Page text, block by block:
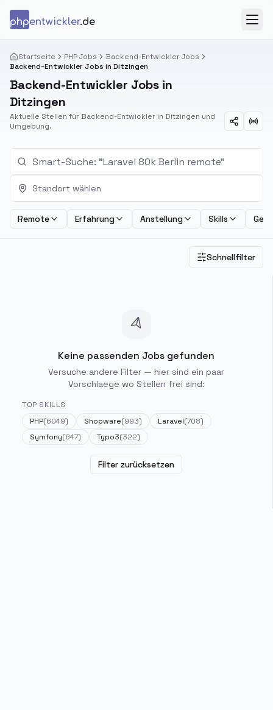
phpentwickler.de
Startseite PHP Jobs
Backend-Entwickler Jobs
Backend-Entwickler Jobs in Ditzingen
Backend-Entwickler Jobs in
Ditzingen
Aktuelle Stellen für Backend-Entwickler in Ditzingen und
Umgebung.
Standort wählen
Remote Erfahrung Anstellung Skills
Schnellfilter
Keine passenden Jobs gefunden
Versuche andere Filter — hier sind ein paar
Vorschlaege wo Stellen frei sind:
TOP SKILLS
PHP(6049) Shopware(993) Laravel(708)
Symfony(647) Typo3(322)
Filter zurücksetzen